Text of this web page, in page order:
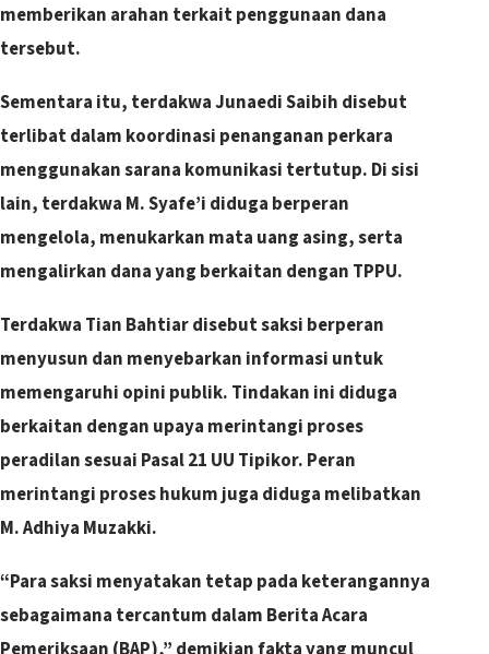
memberikan arahan terkait penggunaan dana
tersebut.
Sementara itu, terdakwa Junaedi Saibih disebut
terlibat dalam koordinasi penanganan perkara
menggunakan sarana komunikasi tertutup. Di sisi
lain, terdakwa M. Syafe’i diduga berperan
mengelola, menukarkan mata uang asing, serta
mengalirkan dana yang berkaitan dengan TPPU.
Terdakwa Tian Bahtiar disebut saksi berperan
menyusun dan menyebarkan informasi untuk
memengaruhi opini publik. Tindakan ini diduga
berkaitan dengan upaya merintangi proses
peradilan sesuai Pasal 21 UU Tipikor. Peran
merintangi proses hukum juga diduga melibatkan
M. Adhiya Muzakki.
“Para saksi menyatakan tetap pada keterangannya
sebagaimana tercantum dalam Berita Acara